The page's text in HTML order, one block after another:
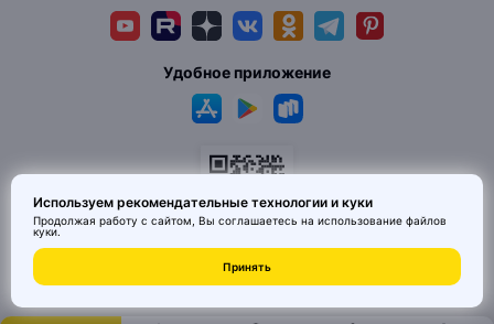
© 2026 MAI HE MAI. Маркетплейс дизайнерских товаров со всего
Китая по ценам заводов. Все права защищены.
Удобное приложение
Используем рекомендательные технологии и куки
Продолжая работу с сайтом, Вы соглашаетесь на использование файлов
куки.
Принять